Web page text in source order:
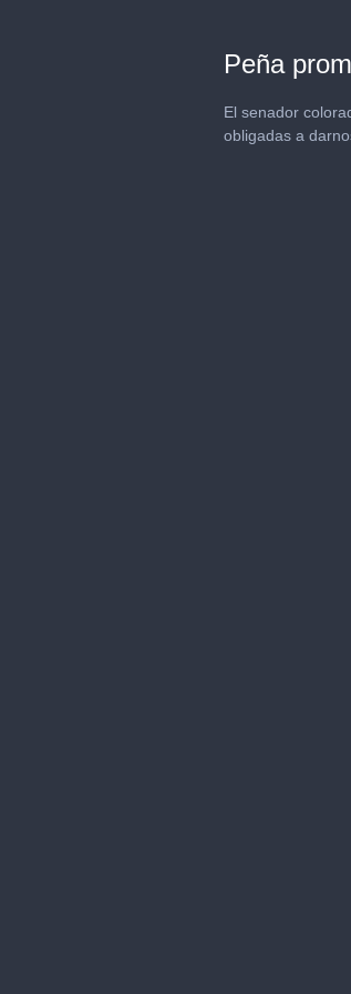
Peña
El senador
obligadas a